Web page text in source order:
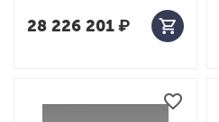
28 226 201₽